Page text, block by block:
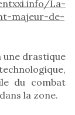
La-
majeur-de-
une drastique
du combat
la zone.